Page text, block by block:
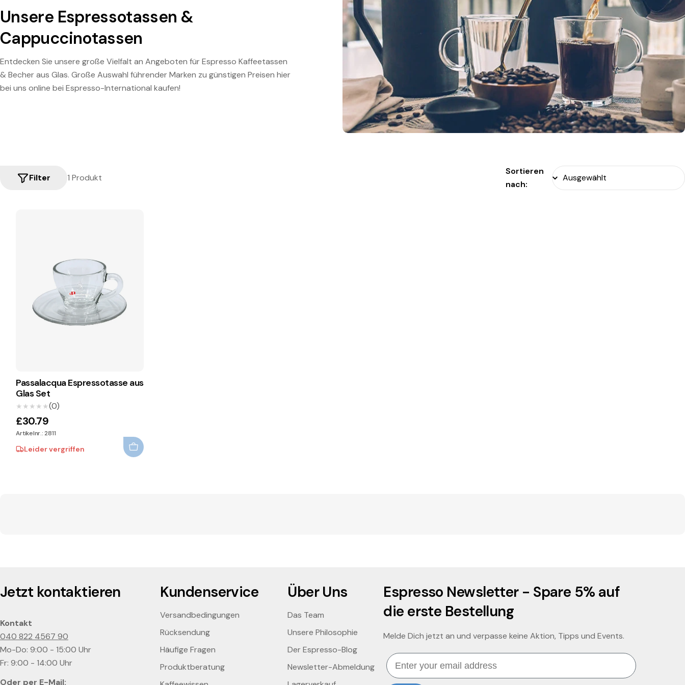
Unsere Espressotassen &
Cappuccinotassen
Entdecken Sie unsere große Vielfalt an Angeboten für Espresso Kaffeetassen
& Becher aus Glas. Große Auswahl führender Marken zu günstigen Preisen hier
bei uns online bei Espresso-International kaufen!
1 Produkt
Filter
Sortieren
nach:
Passalacqua Espressotasse aus
Glas Set
★★★★★
★★★★★(0)
£30.79
Artikelnr.: 2811
Leider vergriffen
Jetzt kontaktieren
Kontakt
040 822 4567 90
Mo-Do: 9:00 - 15:00 Uhr
Fr: 9:00 - 14:00 Uhr
Oder per E-Mail:
Kundenservice
Versandbedingungen
Rücksendung
Häufige Fragen
Produktberatung
Über Uns
Das Team
Unsere Philosophie
Der Espresso-Blog
Newsletter-Abmeldung
Espresso Newsletter - Spare 5% auf
die erste Bestellung
Melde Dich jetzt an und verpasse keine Aktion, Tipps und Events.
Email